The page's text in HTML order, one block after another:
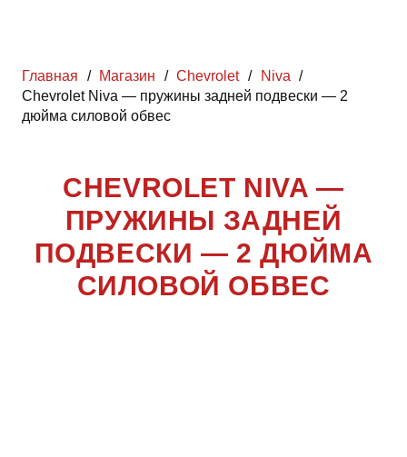
Главная / Магазин / Chevrolet / Niva /
Chevrolet Niva — пружины задней подвески — 2
дюйма силовой обвес
CHEVROLET NIVA —
ПРУЖИНЫ ЗАДНЕЙ
ПОДВЕСКИ — 2 ДЮЙМА
СИЛОВОЙ ОБВЕС